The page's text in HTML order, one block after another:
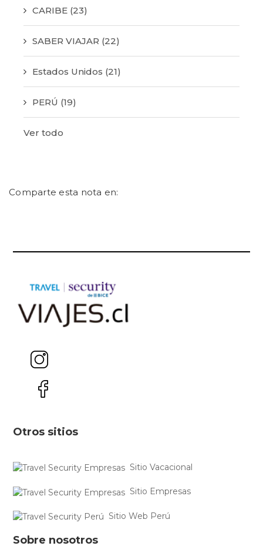
CARIBE (23)
SABER VIAJAR (22)
Estados Unidos (21)
PERÚ (19)
Ver todo
Comparte esta nota en:
Otros sitios
Sitio Vacacional
Sitio Empresas
Sitio Web Perú
Sobre nosotros